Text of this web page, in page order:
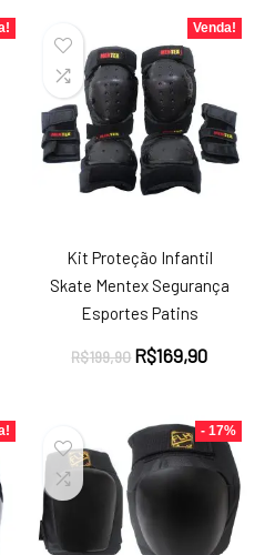
R$309,90.
é:
Venda!
Kit Proteção Infantil
Skate Mentex Segurança
Esportes Patins
R$199,90 O
era:
R$199,90.
R$169,90O
é:
- 17%